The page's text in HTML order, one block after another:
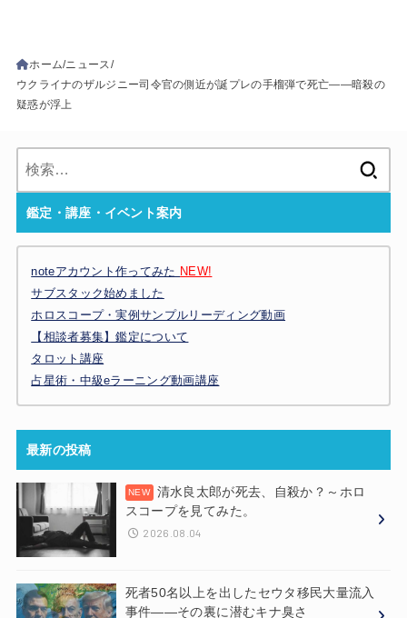
ホーム ニュース
ウクライナのザルジニー司令官の側近が誕プレの手榴弾で死亡――暗殺の
疑惑が浮上
鑑定・講座・イベント案内
noteアカウント作ってみた NEW!
サブスタック始めました
ホロスコープ・実例サンプルリーディング動画
【相談者募集】鑑定について
タロット講座
占星術・中級eラーニング動画講座
最新の投稿
清水良太郎が死去、自殺か？～ホロ
スコープを見てみた。
2026.08.04
死者50名以上を出したセウタ移民大量流入
事件——その裏に潜むキナ臭さ